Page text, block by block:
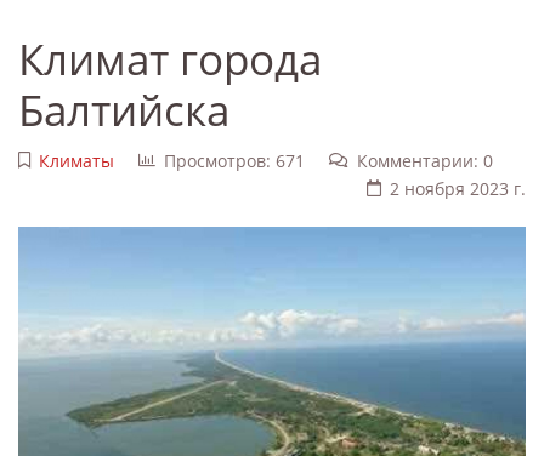
Климат города
Балтийска
Климаты Просмотров: 671
Комментарии: 0
2 ноября 2023 г.